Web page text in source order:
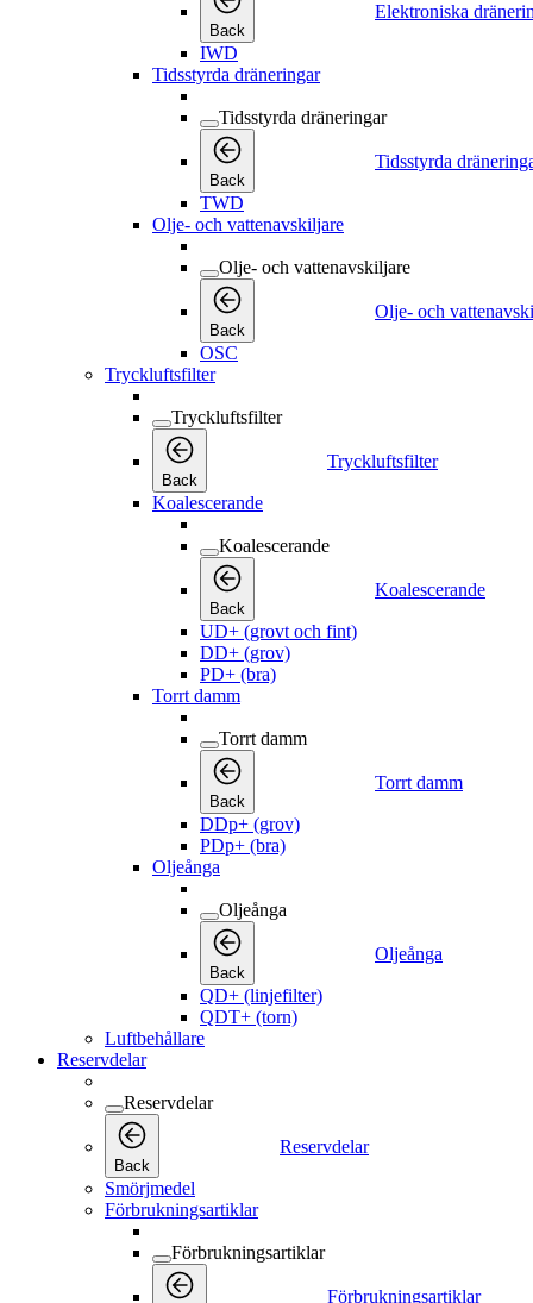
Back
Elektroniska
IWD
Tidsstyrda dräneringar
Tidsstyrda dräneringar
Back
Tidsstyrda
TWD
Olje- och vattenavskiljare
Olje- och vattenavskiljare
Back
Olje- och
OSC
Tryckluftsfilter
Tryckluftsfilter
Back
Tryckluftsfilter
Koalescerande
Koalescerande
Back
Koalescerande
UD+ (grovt och fint)
DD+ (grov)
PD+ (bra)
Torrt damm
Torrt damm
Back
Torrt damm
DDp+ (grov)
PDp+ (bra)
Oljeånga
Oljeånga
Back
Oljeånga
QD+ (linjefilter)
QDT+ (torn)
Luftbehållare
Reservdelar
Reservdelar
Back
Reservdelar
Smörjmedel
Förbrukningsartiklar
Förbrukningsartiklar
Förbrukningsartiklar